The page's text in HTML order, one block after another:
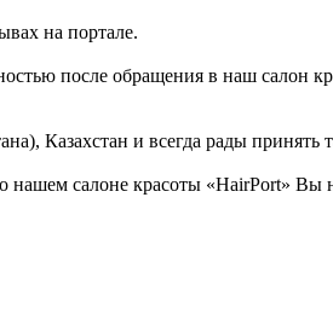
на портале.
после обращения в наш салон
Казахстан и всегда рады принять
салоне красоты «HairPort» Вы